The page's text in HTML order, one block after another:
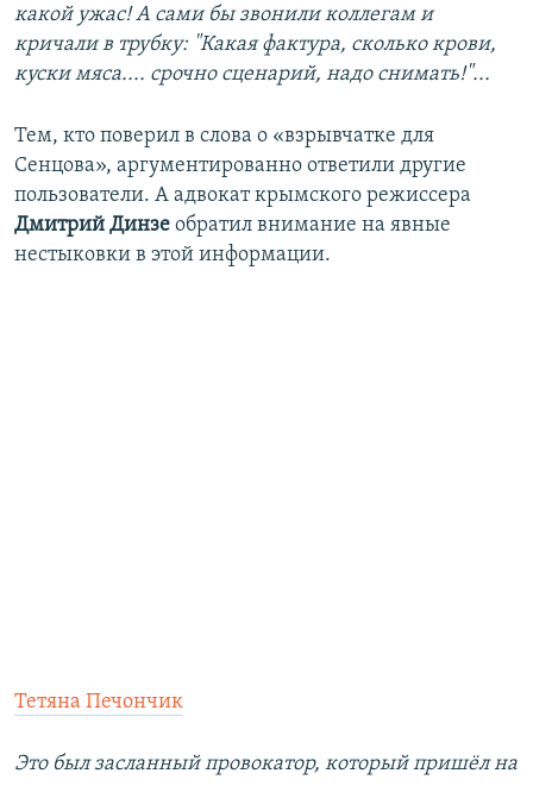
какой ужас! А сами бы звонили коллегам и
кричали в трубку: "Какая фактура, сколько крови,
куски мяса.... срочно сценарий, надо снимать!"...
Тем, кто поверил в слова о «взрывчатке для
Сенцова», аргументированно ответили другие
пользователи. А адвокат крымского режиссера
Дмитрий Динзе обратил внимание на явные
нестыковки в этой информации.
Тетяна Печончик
Это был засланный провокатор, который пришёл на